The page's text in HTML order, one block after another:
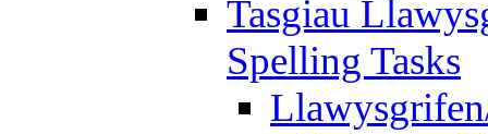
Tasgiau
Spelling Tasks